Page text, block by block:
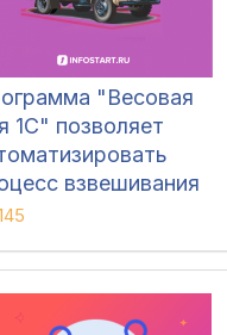
"Весовая
1С" позволяет
взвешивания
в организациях,
и отгрузку
для